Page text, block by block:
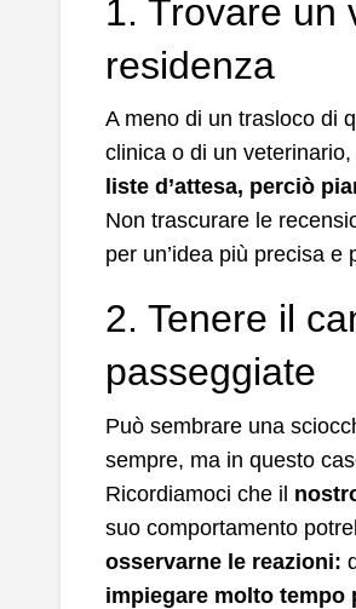
1. Trovare un
residenza
A meno di un trasloco di
clinica o di un
liste d’attesa, perciò
Non trascurare le
per un’idea più precisa e
2. Tenere il
passeggiate
Può sembrare una
sempre, ma in questo
Ricordiamoci che il
suo comportamento
osservarne le reazioni:
impiegare molto tempo